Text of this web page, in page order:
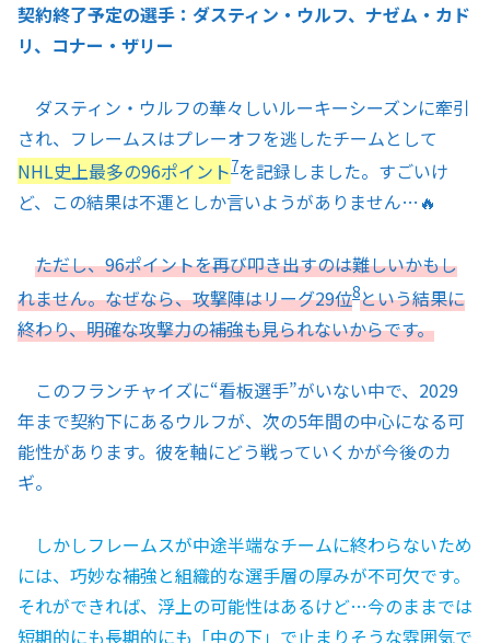
契約終了予定の選手：ダスティン・ウルフ、ナゼム・カド
リ、コナー・ザリー
ダスティン・ウルフの華々しいルーキーシーズンに牽引
され、フレームスはプレーオフを逃したチームとして
NHL史上最多の96ポイント7を記録しました。すごいけ
ど、この結果は不運としか言いようがありません…🔥
ただし、96ポイントを再び叩き出すのは難しいかもし
れません。なぜなら、攻撃陣はリーグ29位8という結果に
終わり、明確な攻撃力の補強も見られないからです。
このフランチャイズに“看板選手”がいない中で、2029
年まで契約下にあるウルフが、次の5年間の中心になる可
能性があります。彼を軸にどう戦っていくかが今後のカ
ギ。
しかしフレームスが中途半端なチームに終わらないため
には、巧妙な補強と組織的な選手層の厚みが不可欠です。
それができれば、浮上の可能性はあるけど…今のままでは
短期的にも長期的にも「中の下」で止まりそうな雰囲気で